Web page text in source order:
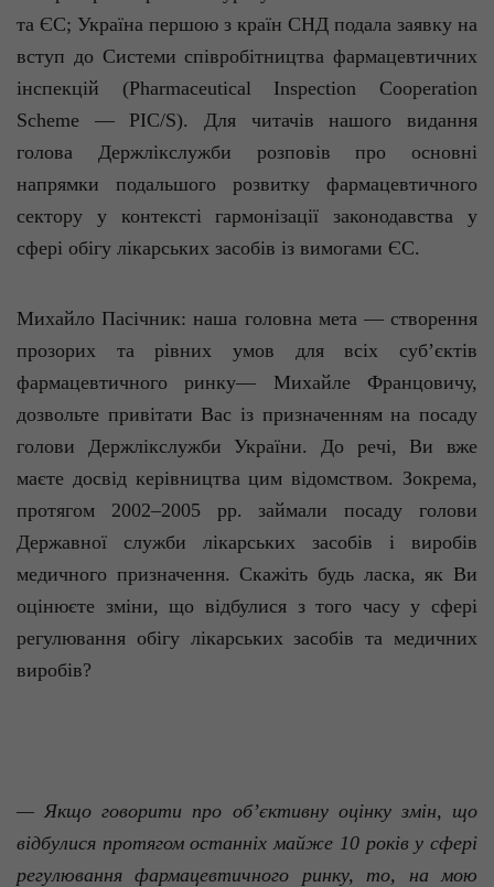
та ЄС; Україна першою з країн СНД подала заявку на
вступ до Системи співробітництва фармацевтичних
інспекцій (Pharmaceutical Inspection Cooperation
Scheme — PIC/S). Для читачів нашого видання
голова Держлікслужби розповів про основні
напрямки подальшого розвитку фармацевтичного
сектору у контексті гармонізації законодавства у
сфері обігу лікарських засобів із вимогами ЄС.
Михайло Пасічник: наша головна мета — створення
прозорих та рівних умов для всіх суб’єктів
фармацевтичного ринку— Михайле Францовичу,
дозвольте привітати Вас із призначенням на посаду
голови Держлікслужби України. До речі, Ви вже
маєте досвід керівництва цим відомством. Зокрема,
протягом 2002–2005 рр. займали посаду голови
Державної служби лікарських засобів і виробів
медичного призначення. Скажіть будь ласка, як Ви
оцінюєте зміни, що відбулися з того часу у сфері
регулювання обігу лікарських засобів та медичних
виробів?
— Якщо говорити про об’єктивну оцінку змін, що
відбулися протягом останніх майже 10 років у сфері
регулювання фармацевтичного ринку, то, на мою